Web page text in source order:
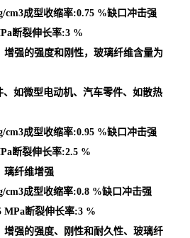
cm3成型收缩率:0.75 %缺口冲击强
断裂伸长率:3 %
增强的强度和刚性，玻璃纤维含量为
、如微型电动机、汽车零件、如散热
cm3成型收缩率:0.95 %缺口冲击强
断裂伸长率:2.5 %
璃纤维增强
cm3成型收缩率:0.8 %缺口冲击强
MPa断裂伸长率:3 %
增强的强度、刚性和耐久性、玻璃纤